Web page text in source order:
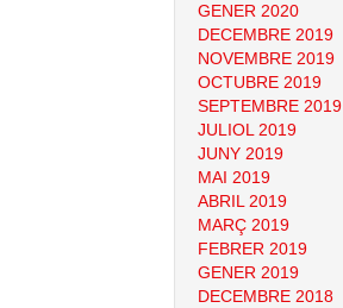
GENER 2020
DECEMBRE 2019
NOVEMBRE 2019
OCTUBRE 2019
SEPTEMBRE 2019
JULIOL 2019
JUNY 2019
MAI 2019
ABRIL 2019
MARÇ 2019
FEBRER 2019
GENER 2019
DECEMBRE 2018